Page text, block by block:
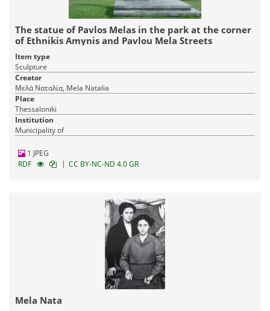
The statue of Pavlos Melas in the park at the corner
of Ethnikis Amynis and Pavlou Mela Streets
Item type
Sculpture
Creator
Μελά Ναταλία, Mela Natalia
Place
Thessaloniki
Institution
Municipality of
1 JPEG
RDF
| CC BY-NC-ND 4.0 GR
Mela Nata